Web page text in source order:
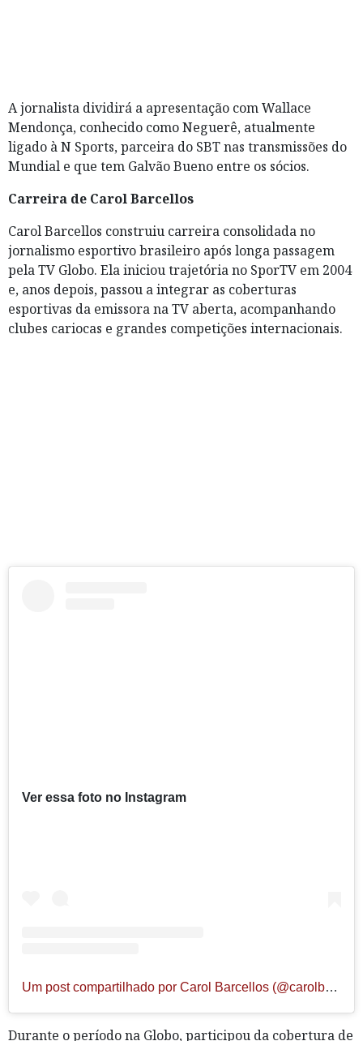
A jornalista dividirá a apresentação com Wallace
Mendonça, conhecido como Neguerê, atualmente
ligado à N Sports, parceira do SBT nas transmissões do
Mundial e que tem Galvão Bueno entre os sócios.
Carreira de Carol Barcellos
Carol Barcellos construiu carreira consolidada no
jornalismo esportivo brasileiro após longa passagem
pela TV Globo. Ela iniciou trajetória no SporTV em 2004
e, anos depois, passou a integrar as coberturas
esportivas da emissora na TV aberta, acompanhando
clubes cariocas e grandes competições internacionais.
Ver essa foto no Instagram
Um post compartilhado por Carol Barcellos (@carolbarcellos)
Durante o período na Globo, participou da cobertura de